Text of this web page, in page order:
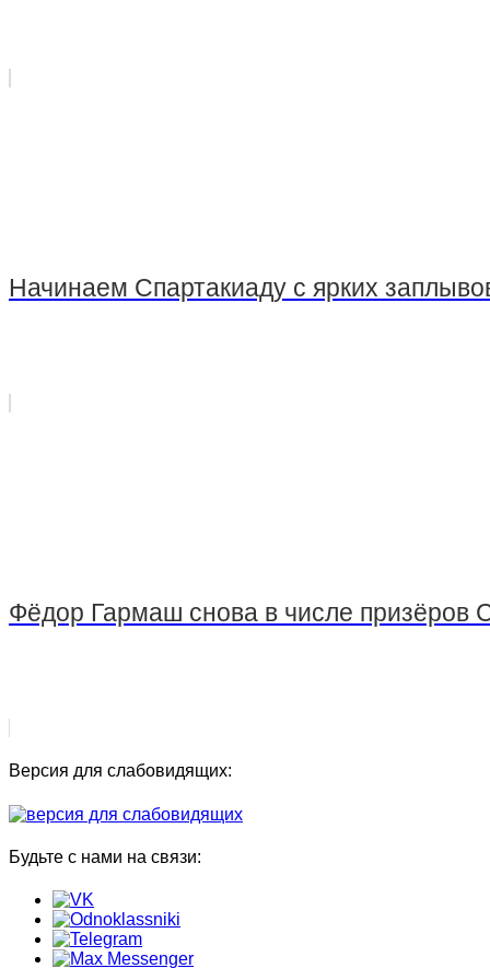
Начинаем Спартакиаду с ярких
Фёдор Гармаш снова в числе призёров
Версия для слабовидящих:
Будьте с нами на связи: